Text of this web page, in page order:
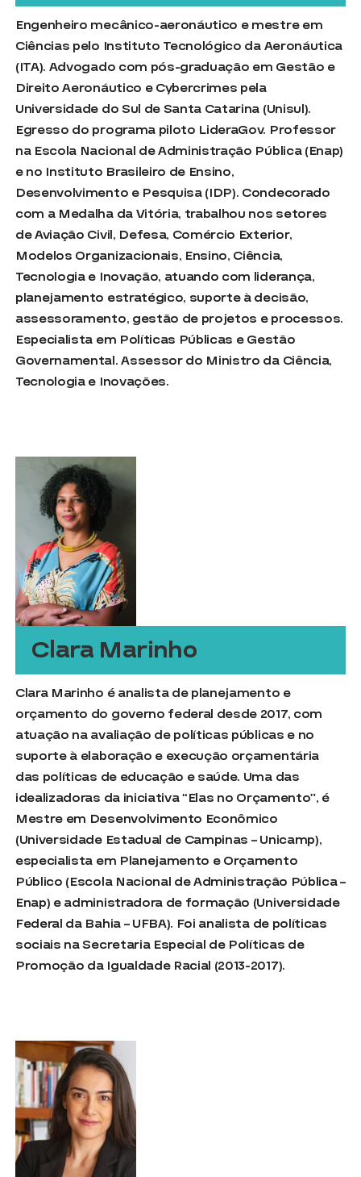
Engenheiro mecânico-aeronáutico e mestre em
Ciências pelo Instituto Tecnológico da Aeronáutica
(ITA). Advogado com pós-graduação em Gestão e
Direito Aeronáutico e Cybercrimes pela
Universidade do Sul de Santa Catarina (Unisul).
Egresso do programa piloto LideraGov. Professor
na Escola Nacional de Administração Pública (Enap)
e no Instituto Brasileiro de Ensino,
Desenvolvimento e Pesquisa (IDP). Condecorado
com a Medalha da Vitória, trabalhou nos setores
de Aviação Civil, Defesa, Comércio Exterior,
Modelos Organizacionais, Ensino, Ciência,
Tecnologia e Inovação, atuando com liderança,
planejamento estratégico, suporte à decisão,
assessoramento, gestão de projetos e processos.
Especialista em Políticas Públicas e Gestão
Governamental. Assessor do Ministro da Ciência,
Tecnologia e Inovações.
Clara Marinho
Clara Marinho é analista de planejamento e
orçamento do governo federal desde 2017, com
atuação na avaliação de políticas públicas e no
suporte à elaboração e execução orçamentária
das políticas de educação e saúde. Uma das
idealizadoras da iniciativa “Elas no Orçamento”, é
Mestre em Desenvolvimento Econômico
(Universidade Estadual de Campinas – Unicamp),
especialista em Planejamento e Orçamento
Público (Escola Nacional de Administração Pública –
Enap) e administradora de formação (Universidade
Federal da Bahia – UFBA). Foi analista de políticas
sociais na Secretaria Especial de Políticas de
Promoção da Igualdade Racial (2013-2017).